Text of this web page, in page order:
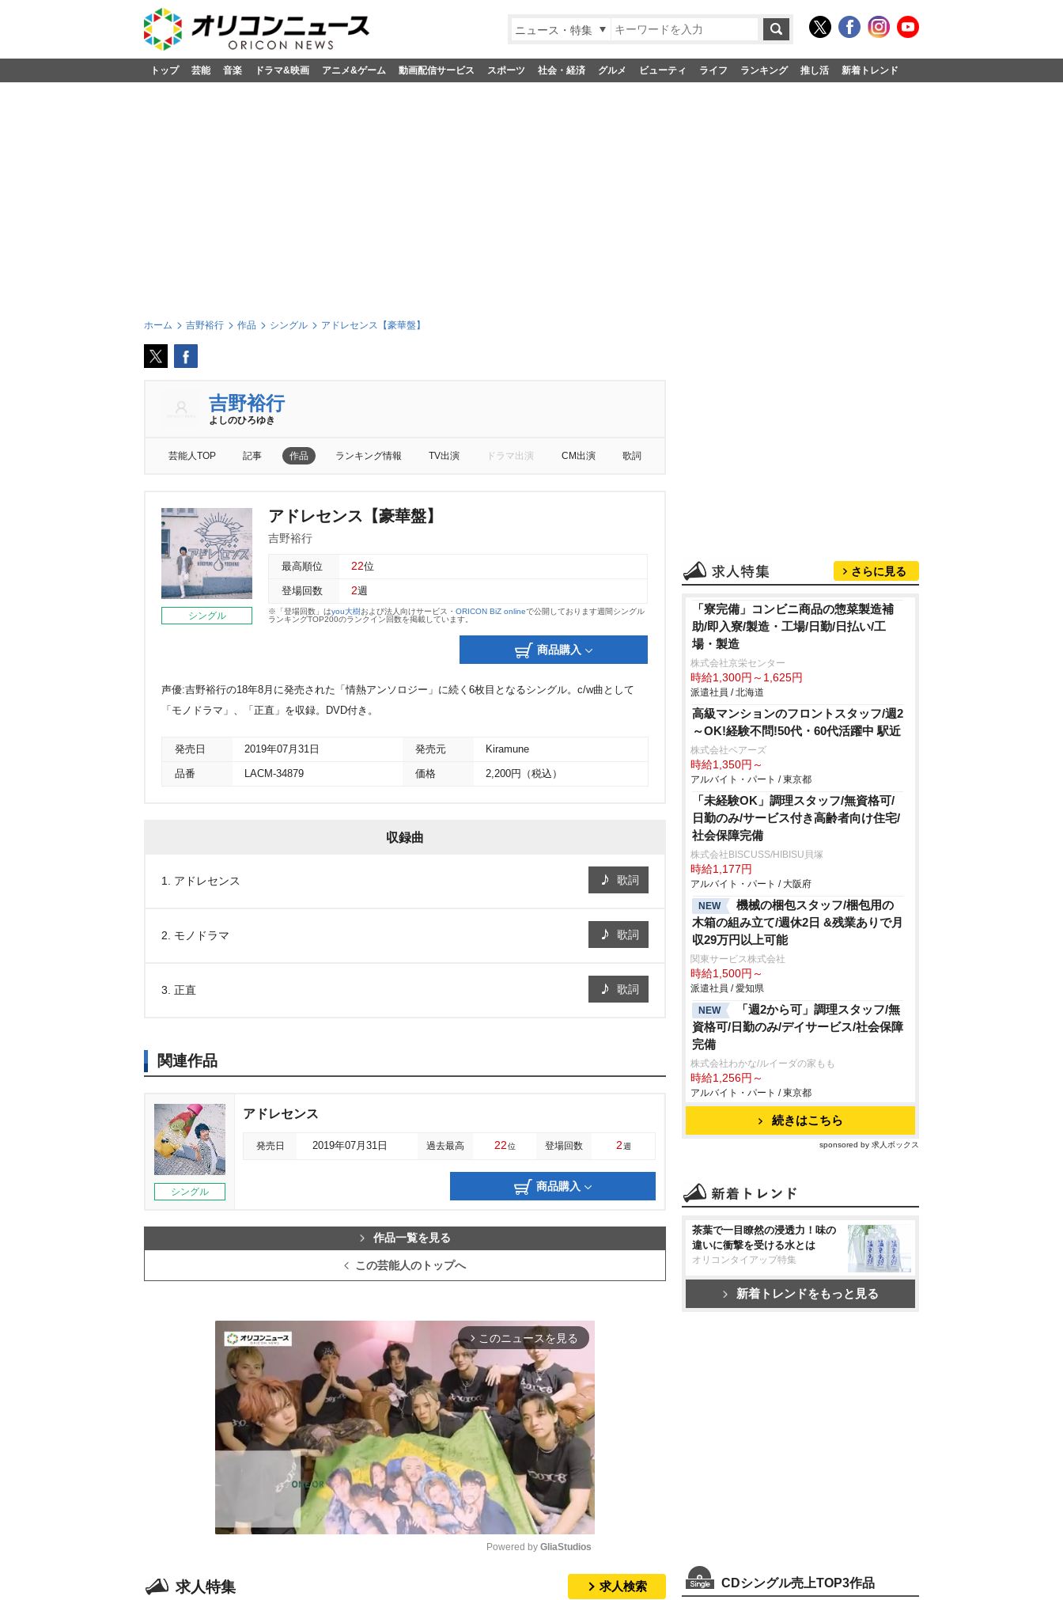
ニュース・特集
トップ 芸能 音楽 ドラマ&映画 アニメ&ゲーム 動画配信サービス スポーツ 社会・経済 グルメ ビューティ ライフ ランキング 推し活 新着トレンド
ホーム 吉野裕行 作品 シングル アドレセンス【豪華盤】
吉野裕行
よしのひろゆき
芸能人TOP 記事 作品 ランキング情報 TV出演 ドラマ出演 CM出演 歌詞
シングル
アドレセンス【豪華盤】
吉野裕行
最高順位 22位
登場回数 2週
※「登場回数」はyou大樹および法人向けサービス・ ORICON BiZ onlineで公開しております週間シングル
ランキングTOP200のランクイン回数を掲載しています。
商品購入
声優:吉野裕行の18年8月に発売された「情熱アンソロジー」に続く6枚目となるシングル。c/w曲として
「モノドラマ」、「正直」を収録。DVD付き。
発売日 2019年07月31日 発売元 Kiramune
品番 LACM-34879 価格 2,200円（税込）
収録曲
1. アドレセンス 歌詞
2. モノドラマ 歌詞
3. 正直 歌詞
関連作品
シングル
アドレセンス
発売日 2019年07月31日 過去最高 22位 登場回数 2週
商品購入
作品一覧を見る
この芸能人のトップへ
arrow_forward_ios このニュースを見る
Powered by GliaStudios
求人特集 求人検索
さらに見る
「寮完備」コンビニ商品の惣菜製造補
助/即入寮/製造・工場/日勤/日払い/工
場・製造
株式会社京栄センター
時給1,300円～1,625円
派遣社員 / 北海道
高級マンションのフロントスタッフ/週2
～OK!経験不問!50代・60代活躍中 駅近
株式会社ベアーズ
時給1,350円～
アルバイト・パート / 東京都
「未経験OK」調理スタッフ/無資格可/
日勤のみ/サービス付き高齢者向け住宅/
社会保障完備
株式会社BISCUSS/HIBISU貝塚
時給1,177円
アルバイト・パート / 大阪府
NEW
機械の梱包スタッフ/梱包用の
木箱の組み立て/週休2日 &残業ありで月
収29万円以上可能
関東サービス株式会社
時給1,500円～
派遣社員 / 愛知県
NEW
「週2から可」調理スタッフ/無
資格可/日勤のみ/デイサービス/社会保障
完備
株式会社わかな/ルイーダの家もも
時給1,256円～
アルバイト・パート / 東京都
続きはこちら
sponsored by 求人ボックス
茶葉で一目瞭然の浸透力！味の
違いに衝撃を受ける水とは
オリコンタイアップ特集
新着トレンドをもっと見る
CDシングル売上TOP3作品